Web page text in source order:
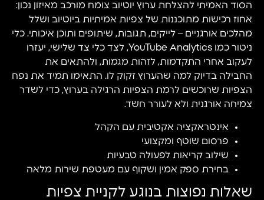
הסוד האמיתי להצלחת ערוץ יוטיוב צומח מורכב מאיזון נכון:
אחוז רכישות מתוכננות של צפיות אמיתיות ביוטיוב ושלל
מהלכים אורגניים – לייקים, תגובות, שיתופים ותוכן איכותי. כלי
ניטור כמו YouTube Analytics, לצד כלי צד שלישי, יעזרו
לעקוב אחרי התקדמות, לזהות מגמות, ולהתאים את
החבילה בדיוק למה שהערוץ זקוק לו. התאימו תמיד את נפח
הצפיות שרוכשים לרמת הצפיות הרגילה בערוץ, כדי לשדר
צמיחה אורגנית ולא לעורר חשד.
אינטראקציה אקטיבית עם הקהל
פרסום שוטף ומקצועי
שילוב קריאות לפעולה טבעיות
בחירת ספק אמין ושקוף עם מעטפת שירות מלאה
שאלות נפוצות בנוגע לקניית צפיות